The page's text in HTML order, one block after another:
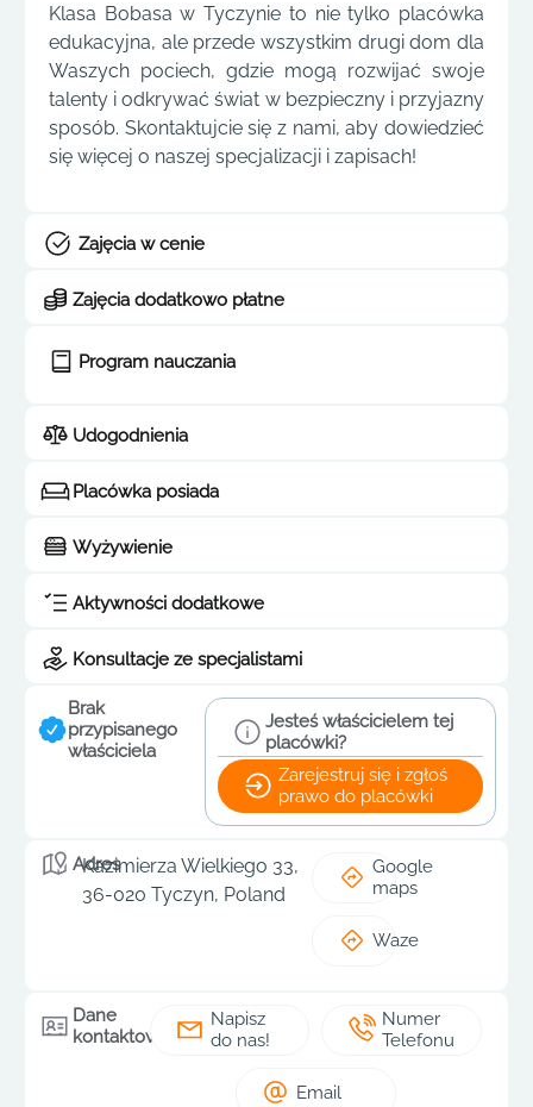
Klasa Bobasa w Tyczynie to nie tylko placówka
edukacyjna, ale przede wszystkim drugi dom dla
Waszych pociech, gdzie mogą rozwijać swoje
talenty i odkrywać świat w bezpieczny i przyjazny
sposób. Skontaktujcie się z nami, aby dowiedzieć
się więcej o naszej specjalizacji i zapisach!
Zajęcia w cenie
Zajęcia dodatkowo płatne
Program nauczania
Udogodnienia
Placówka posiada
Wyżywienie
Aktywności dodatkowe
Konsultacje ze specjalistami
Brak
przypisanego
właściciela
Jesteś właścicielem tej
placówki?
Zarejestruj się i zgłoś
prawo do placówki
Adres
Kazimierza Wielkiego 33,
36-020 Tyczyn, Poland
Google
maps
Waze
Dane
kontaktowe
Napisz
do nas!
Numer
Telefonu
Email